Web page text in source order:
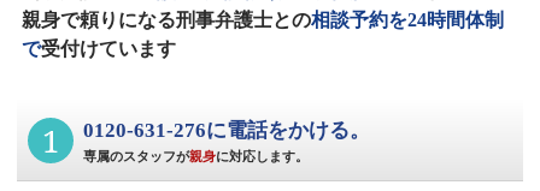
親身で頼りになる刑事弁護士との相談予約を24時間体制
で受付けています
1 0120-631-276に電話をかける。
専属のスタッフが親身に対応します。